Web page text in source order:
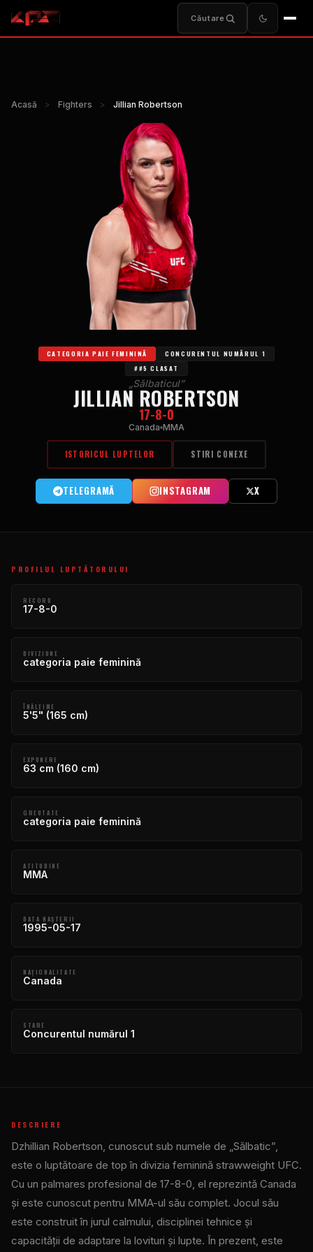
Căutare
Acasă > Fighters > Jillian Robertson
CATEGORIA PAIE FEMININĂ
CONCURENTUL NUMĂRUL 1
##5 CLASAT
„Sălbaticul”
JILLIAN ROBERTSON
17-8-0
Canada MMA
ISTORICUL LUPTELOR STIRI CONEXE
TELEGRAMĂ INSTAGRAM X
PROFILUL LUPTĂTORULUI
RECORD
17-8-0
DIVIZIUNE
categoria paie feminină
ÎNĂLŢIME
5'5" (165 cm)
EXPUNERE
63 cm (160 cm)
GREUTATE
categoria paie feminină
ATITUDINE
MMA
DATA NAŞTERII
1995-05-17
NAŢIONALITATE
Canada
STARE
Concurentul numărul 1
DESCRIERE
Dzhillian Robertson, cunoscut sub numele de „Sălbatic”,
este o luptătoare de top în divizia feminină strawweight UFC.
Cu un palmares profesional de 17-8-0, el reprezintă Canada
și este cunoscut pentru MMA-ul său complet. Jocul său
este construit în jurul calmului, disciplinei tehnice și
capacității de adaptare la lovituri și lupte. În prezent, este